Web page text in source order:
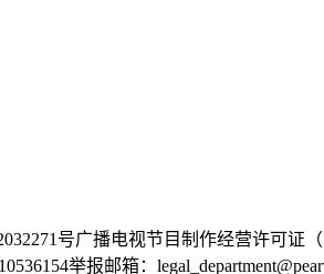
号广播电视节目制作经营许可证
举报邮箱：